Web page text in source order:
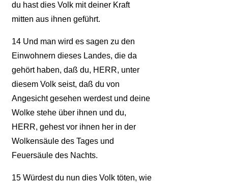
du hast dies Volk mit deiner Kraft
mitten aus ihnen geführt.
14Und man wird es sagen zu den
Einwohnern dieses Landes, die da
gehört haben, daß du, HERR, unter
diesem Volk seist, daß du von
Angesicht gesehen werdest und deine
Wolke stehe über ihnen und du,
HERR, gehest vor ihnen her in der
Wolkensäule des Tages und
Feuersäule des Nachts.
15Würdest du nun dies Volk töten, wie